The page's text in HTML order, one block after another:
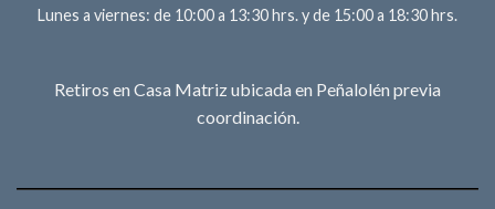
Lunes a viernes: de 10:00 a 13:30 hrs. y de 15:00 a 18:30 hrs.
Retiros en Casa Matriz ubicada en Peñalolén previa
coordinación.